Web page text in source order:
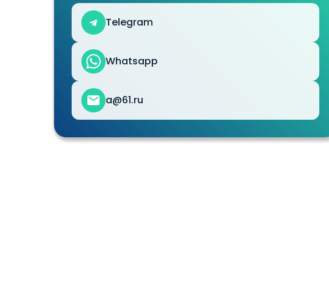
Telegram
Whatsapp
a@61.ru